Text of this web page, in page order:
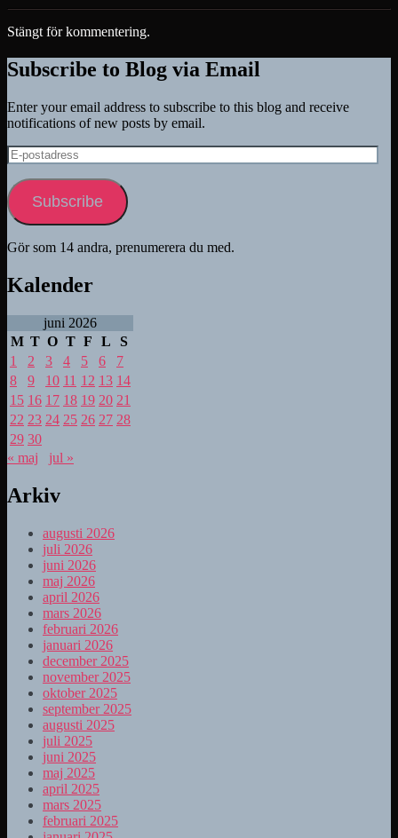
Stängt för kommentering.
Subscribe to Blog via Email
Enter your email address to subscribe to this blog and receive
notifications of new posts by email.
E-
postadress
Subscribe
Gör som 14 andra, prenumerera du med.
Kalender
juni 2026
M T O T F L
S
1
2 3 4 5 6
7
8
9 10 11 12 13 14
15 16 17 18 19 20 21
22 23 24 25 26 27 28
29 30
« maj
jul »
Arkiv
augusti 2026
juli 2026
juni 2026
maj 2026
april 2026
mars 2026
februari 2026
januari 2026
december 2025
november 2025
oktober 2025
september 2025
augusti 2025
juli 2025
juni 2025
maj 2025
april 2025
mars 2025
februari 2025